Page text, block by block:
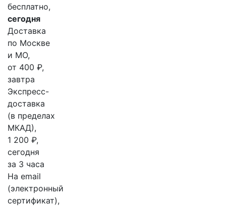
бесплатно,
сегодня
Доставка
по Москве
и МО,
от 400 ₽,
завтра
Экспресс-
доставка
(в пределах
МКАД),
1 200 ₽,
сегодня
за 3 часа
На email
(электронный
сертификат),